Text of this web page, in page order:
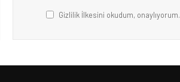
Gizlilik İlkesini okudum, onaylıyorum.